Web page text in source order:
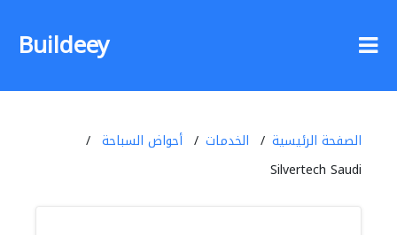
Buildeey
الصفحة الرئيسية الخدمات
أحواض السباحة
Silvertech Saudi